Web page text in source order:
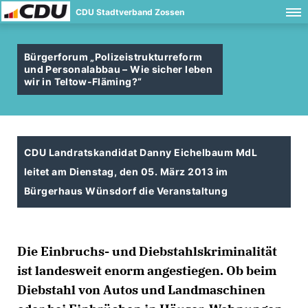
CDU Stadtverband Zossen
Bürgerforum „Polizeistrukturreform
und Personalabbau – Wie sicher leben
wir in Teltow-Fläming?“
CDU Landratskandidat Danny Eichelbaum MdL
leitet am Dienstag, den 05. März 2013 im
Bürgerhaus Wünsdorf die Veranstaltung
Die Einbruchs- und Diebstahlskriminalität
ist landesweit enorm angestiegen. Ob beim
Diebstahl von Autos und Landmaschinen